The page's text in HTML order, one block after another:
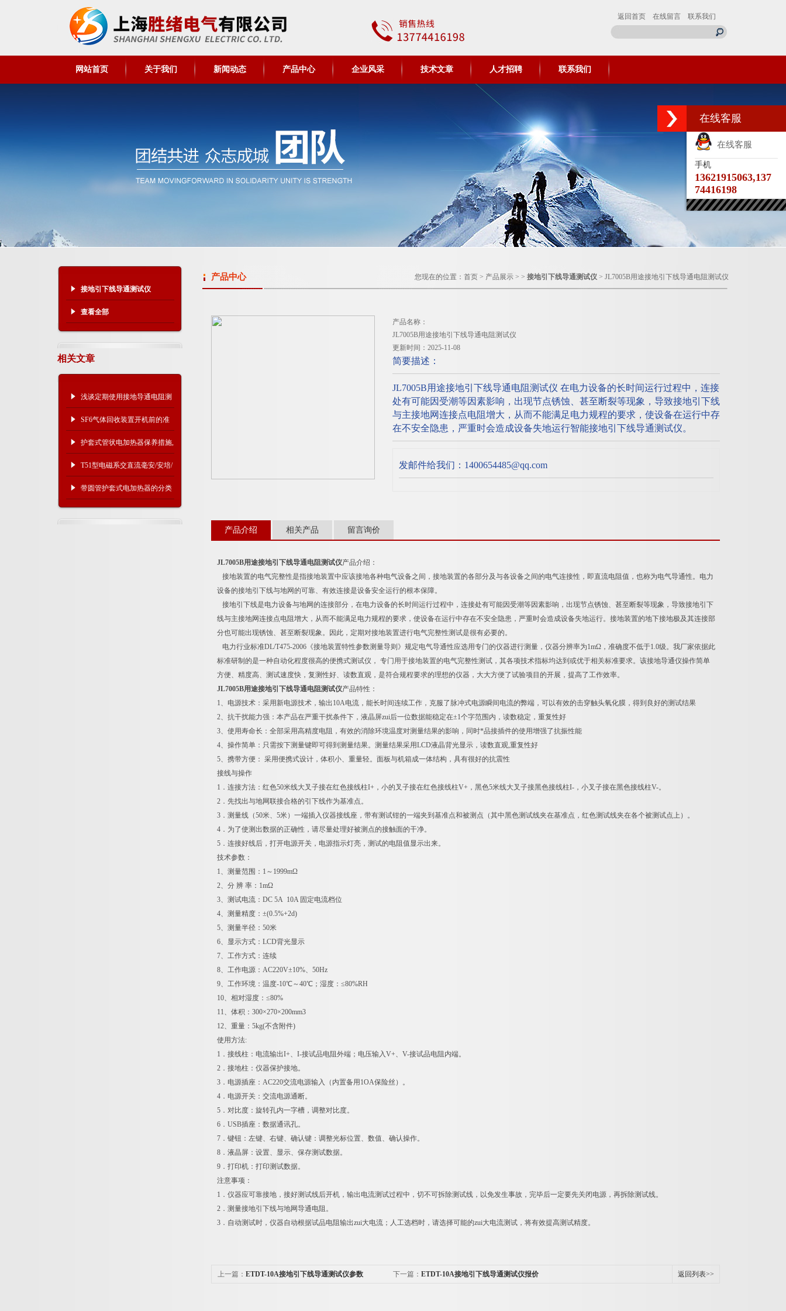
返回首页 在线留言 联系我们
网站首页 关于我们 新闻动态 产品中心 企业风采 技术文章 人才招聘 联系我们
接地引下线导通测试仪
查看全部
相关文章
浅谈定期使用接地导通电阻测
试仪的重要性
SF6气体回收装置开机前的准
备工作
护套式管状电加热器保养措施,
快来了解一下！
T51型电磁系交直流毫安/安培/
伏特表
带圆管护套式电加热器的分类
产品中心 您现在的位置： 首页 > 产品展示 > > 接地引下线导通测试仪 > JL7005B用途接地引下线导通电阻测试仪
产品名称：
JL7005B用途接地引下线导通电阻测试仪
更新时间：2025-11-08
简要描述：
JL7005B用途接地引下线导通电阻测试仪 在电力设备的长时间运行过程中，连接
处有可能因受潮等因素影响，出现节点锈蚀、甚至断裂等现象，导致接地引下线
与主接地网连接点电阻增大，从而不能满足电力规程的要求，使设备在运行中存
在不安全隐患，严重时会造成设备失地运行智能接地引下线导通测试仪。
发邮件给我们：1400654485@qq.com
产品介绍 相关产品 留言询价
JL7005B用途接地引下线导通电阻测试仪产品介绍：
接地装置的电气完整性是指接地装置中应该接地各种电气设备之间，接地装置的各部分及与各设备之间的电气连接性，即直流电阻值，也称为电气导通性。电力
设备的接地引下线与地网的可靠、有效连接是设备安全运行的根本保障。
接地引下线是电力设备与地网的连接部分，在电力设备的长时间运行过程中，连接处有可能因受潮等因素影响，出现节点锈蚀、甚至断裂等现象，导致接地引下
线与主接地网连接点电阻增大，从而不能满足电力规程的要求，使设备在运行中存在不安全隐患，严重时会造成设备失地运行。接地装置的地下接地极及其连接部
分也可能出现锈蚀、甚至断裂现象。因此，定期对接地装置进行电气完整性测试是很有必要的。
电力行业标准DL/T475-2006《接地装置特性参数测量导则》规定电气导通性应选用专门的仪器进行测量，仪器分辨率为1mΩ，准确度不低于1.0级。我厂家依据此
标准研制的是一种自动化程度很高的便携式测试仪， 专门用于接地装置的电气完整性测试，其各项技术指标均达到或优于相关标准要求。该接地导通仪操作简单
方便、精度高、测试速度快，复测性好、读数直观，是符合规程要求的理想的仪器，大大方便了试验项目的开展，提高了工作效率。
JL7005B用途接地引下线导通电阻测试仪产品特性：
1、电源技术：采用新电源技术，输出10A电流，能长时间连续工作，克服了脉冲式电源瞬间电流的弊端，可以有效的击穿触头氧化膜，得到良好的测试结果
2、抗干扰能力强：本产品在严重干扰条件下，液晶屏zui后一位数据能稳定在±1个字范围内，读数稳定，重复性好
3、使用寿命长：全部采用高精度电阻，有效的消除环境温度对测量结果的影响，同时*品接插件的使用增强了抗振性能
4、操作简单：只需按下测量键即可得到测量结果。测量结果采用LCD液晶背光显示，读数直观,重复性好
5、携带方便： 采用便携式设计，体积小、重量轻。面板与机箱成一体结构，具有很好的抗震性
接线与操作
1．连接方法：红色50米线大叉子接在红色接线柱I+，小的叉子接在红色接线柱V+，黑色5米线大叉子接黑色接线柱I-，小叉子接在黑色接线柱V-。
2．先找出与地网联接合格的引下线作为基准点。
3．测量线（50米、5米）一端插入仪器接线座，带有测试钳的一端夹到基准点和被测点（其中黑色测试线夹在基准点，红色测试线夹在各个被测试点上）。
4．为了使测出数据的正确性，请尽量处理好被测点的接触面的干净。
5．连接好线后，打开电源开关，电源指示灯亮，测试的电阻值显示出来。
技术参数：
1、测量范围：1～1999mΩ
2、分 辨 率：1mΩ
3、测试电流：DC 5A 10A 固定电流档位
4、测量精度：±(0.5%+2d)
5、测量半径：50米
6、显示方式：LCD背光显示
7、工作方式：连续
8、工作电源：AC220V±10%、50Hz
9、工作环境：温度-10℃～40℃；湿度：≤80%RH
10、相对湿度：≤80%
11、体积：300×270×200mm3
12、重量：5kg(不含附件)
使用方法:
1．接线柱：电流输出I+、I-接试品电阻外端；电压输入V+、V-接试品电阻内端。
2．接地柱：仪器保护接地。
3．电源插座：AC220交流电源输入（内置备用1OA保险丝）。
4．电源开关：交流电源通断。
5．对比度：旋转孔内一字槽，调整对比度。
6．USB插座：数据通讯孔。
7．键钮：左键、右键、确认键：调整光标位置、数值、确认操作。
8．液晶屏：设置、显示、保存测试数据。
9．打印机：打印测试数据。
注意事项：
1．仪器应可靠接地，接好测试线后开机，输出电流测试过程中，切不可拆除测试线，以免发生事故，完毕后一定要先关闭电源，再拆除测试线。
2．测量接地引下线与地网导通电阻。
3．自动测试时，仪器自动根据试品电阻输出zui大电流；人工选档时，请选择可能的zui大电流测试，将有效提高测试精度。
上一篇： ETDT-10A接地引下线导通测试仪参数 下一篇： ETDT-10A接地引下线导通测试仪报价 返回列表>>
在线客服
在线客服
手机
13621915063,137
74416198